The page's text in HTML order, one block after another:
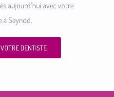
aujourd’hui avec votre
à Seynod.
DENTISTE